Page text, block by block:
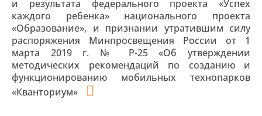
и результата федерального проекта «Успех
каждого ребенка» национального проекта
«Образование», и признании утратившим силу
распоряжения Минпросвещения России от 1
марта 2019 г. № Р-25 «Об утверждении
методических рекомендаций по созданию и
функционированию мобильных технопарков
«Кванториум»